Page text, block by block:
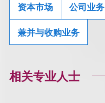
资本市场 公司业务
兼并与收购业务
相关专业人士